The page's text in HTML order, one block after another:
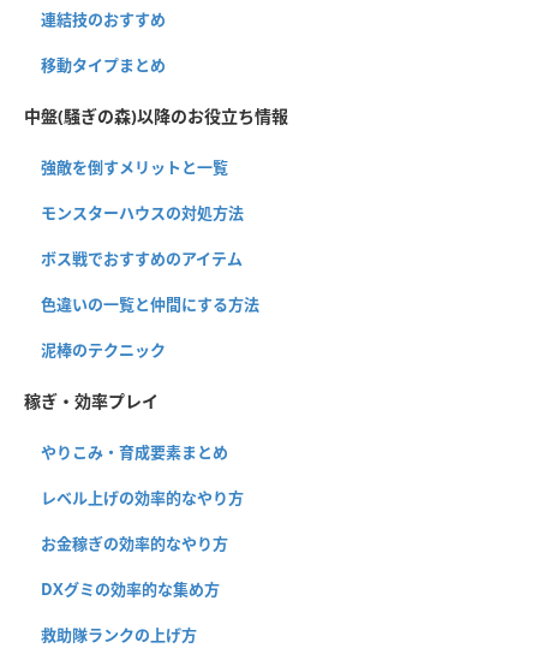
連結技のおすすめ
移動タイプまとめ
中盤(騒ぎの森)以降のお役立ち情報
強敵を倒すメリットと一覧
モンスターハウスの対処方法
ボス戦でおすすめのアイテム
色違いの一覧と仲間にする方法
泥棒のテクニック
稼ぎ・効率プレイ
やりこみ・育成要素まとめ
レベル上げの効率的なやり方
お金稼ぎの効率的なやり方
DXグミの効率的な集め方
救助隊ランクの上げ方